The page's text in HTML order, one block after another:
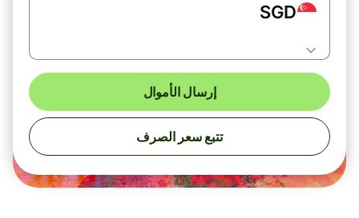
SGD
إرسال الأموال
تتبع سعر الصرف